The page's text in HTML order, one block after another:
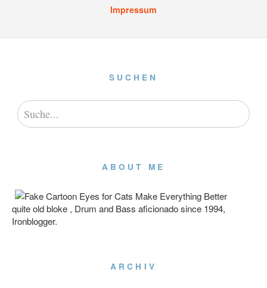
Impressum
SUCHEN
ABOUT ME
quite old bloke , Drum and Bass aficionado since 1994,
Ironblogger.
ARCHIV